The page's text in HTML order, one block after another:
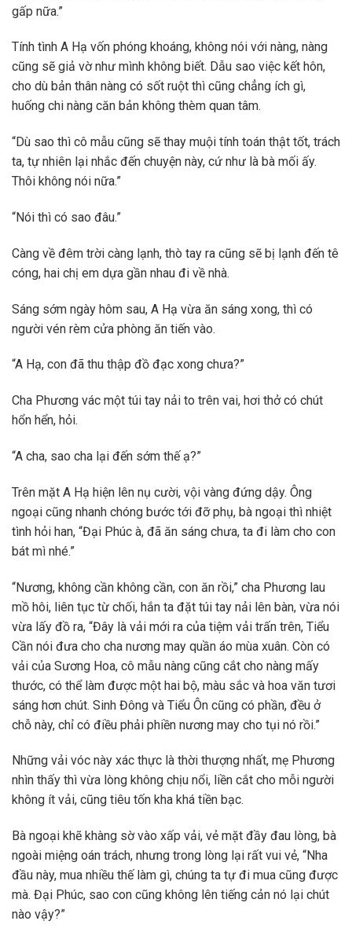
gấp nữa.”
Tính tình A Hạ vốn phóng khoáng, không nói với nàng, nàng
cũng sẽ giả vờ như mình không biết. Dẫu sao việc kết hôn,
cho dù bản thân nàng có sốt ruột thì cũng chẳng ích gì,
huống chi nàng căn bản không thèm quan tâm.
“Dù sao thì cô mẫu cũng sẽ thay muội tính toán thật tốt, trách
ta, tự nhiên lại nhắc đến chuyện này, cứ như là bà mối ấy.
Thôi không nói nữa.”
“Nói thì có sao đâu.”
Càng về đêm trời càng lạnh, thò tay ra cũng sẽ bị lạnh đến tê
cóng, hai chị em dựa gần nhau đi về nhà.
Sáng sớm ngày hôm sau, A Hạ vừa ăn sáng xong, thì có
người vén rèm cửa phòng ăn tiến vào.
“A Hạ, con đã thu thập đồ đạc xong chưa?”
Cha Phương vác một túi tay nải to trên vai, hơi thở có chút
hổn hển, hỏi.
“A cha, sao cha lại đến sớm thế ạ?”
Trên mặt A Hạ hiện lên nụ cười, vội vàng đứng dậy. Ông
ngoại cũng nhanh chóng bước tới đỡ phụ, bà ngoại thì nhiệt
tình hỏi han, “Đại Phúc à, đã ăn sáng chưa, ta đi làm cho con
bát mì nhé.”
“Nương, không cần không cần, con ăn rồi,” cha Phương lau
mồ hôi, liên tục từ chối, hắn ta đặt túi tay nải lên bàn, vừa nói
vừa lấy đồ ra, “Đây là vải mới ra của tiệm vải trấn trên, Tiểu
Cần nói đưa cho cha nương may quần áo mùa xuân. Còn có
vải của Sương Hoa, cô mẫu nàng cũng cắt cho nàng mấy
thước, có thể làm được một hai bộ, màu sắc và hoa văn tươi
sáng hơn chút. Sinh Đông và Tiểu Ôn cũng có phần, đều ở
chỗ này, chỉ có điều phải phiền nương may cho tụi nó rồi.”
Những vải vóc này xác thực là thời thượng nhất, mẹ Phương
nhìn thấy thì vừa lòng không chịu nổi, liền cắt cho mỗi người
không ít vải, cũng tiêu tốn kha khá tiền bạc.
Bà ngoại khẽ khàng sờ vào xấp vải, vẻ mặt đầy đau lòng, bà
ngoài miệng oán trách, nhưng trong lòng lại rất vui vẻ, “Nha
đầu này, mua nhiều thế làm gì, chúng ta tự đi mua cũng được
mà. Đại Phúc, sao con cũng không lên tiếng cản nó lại chút
nào vậy?”